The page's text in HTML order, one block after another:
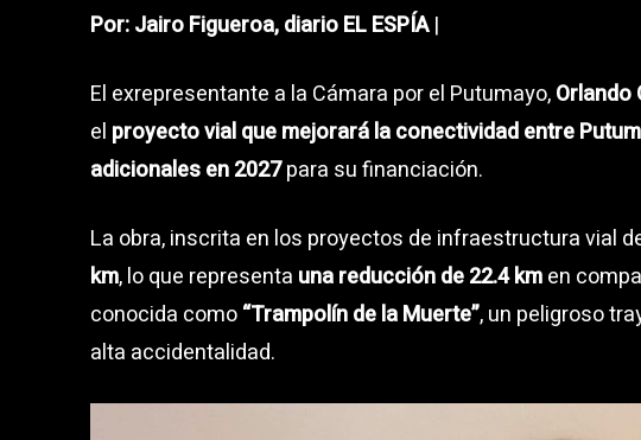
Por: Jairo Figueroa, diario EL ESPÍA|
El exrepresentante a la Cámara por el Putumayo,Orlando
el proyecto vial que mejorará la conectividad entre
adicionales en 2027para su financiación.
La obra, inscrita en los proyectos de infraestructura vial
km, lo que representa una reducción de 22.4 kmen
conocida como“Trampolín de la Muerte”, un peligroso
alta accidentalidad.